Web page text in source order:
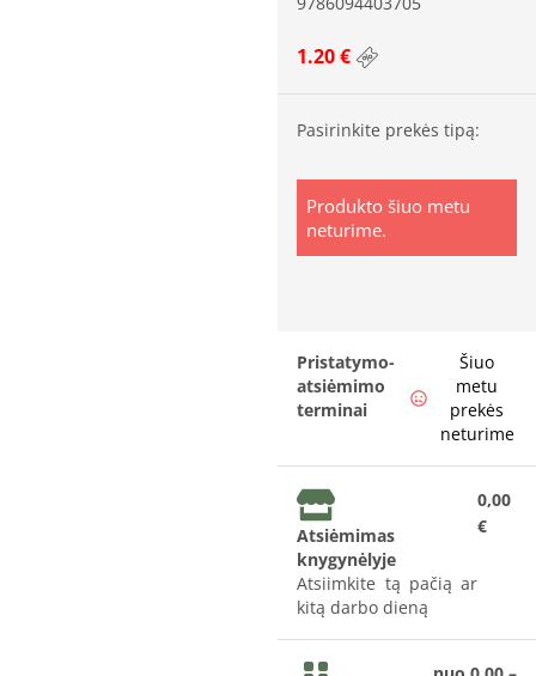
1.20 €
Pasirinkite prekės tipą:
Produkto šiuo metu
neturime.
Pristatymo-
atsiėmimo
terminai
Šiuo
metu
prekės
neturime
Atsiėmimas
knygynėlyje
Atsiimkite tą pačią ar
kitą darbo dieną
0,00
€